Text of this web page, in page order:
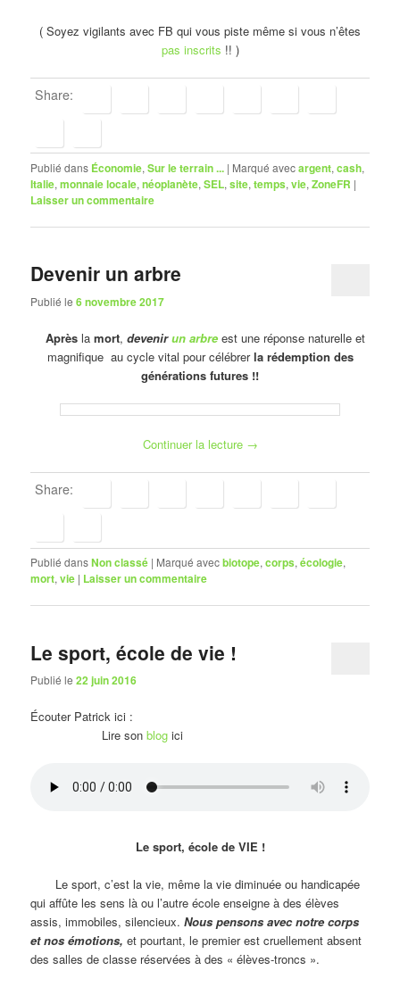
( Soyez vigilants avec FB qui vous piste même si vous n’êtes
pas inscrits !! )
Share:
Publié dans Économie,Sur le terrain ... | Marqué avecargent,cash,
Italie,monnaie locale,néoplanète,SEL,site,temps,vie,ZoneFR |
Laisser un commentaire
Devenir un arbre
Publié le6 novembre 2017
Après la mort, devenirun arbre est une réponse naturelle et
magnifique au cycle vital pour célébrerla rédemption des
générations futures !!
Continuer la lecture →
Share:
Publié dansNon classé | Marqué avecbiotope,corps,écologie,
mort,vie | Laisser un commentaire
Le sport, école de vie !
Publié le22 juin 2016
Écouter Patrick ici :
Lire sonblog ici
Le sport, école de VIE !
Le sport, c’est la vie, même la vie diminuée ou handicapée
qui affûte les sens là ou l’autre école enseigne à des élèves
assis, immobiles, silencieux. Nous pensons avec notre corps
et nos émotions, et pourtant, le premier est cruellement absent
des salles de classe réservées à des « élèves-troncs ».